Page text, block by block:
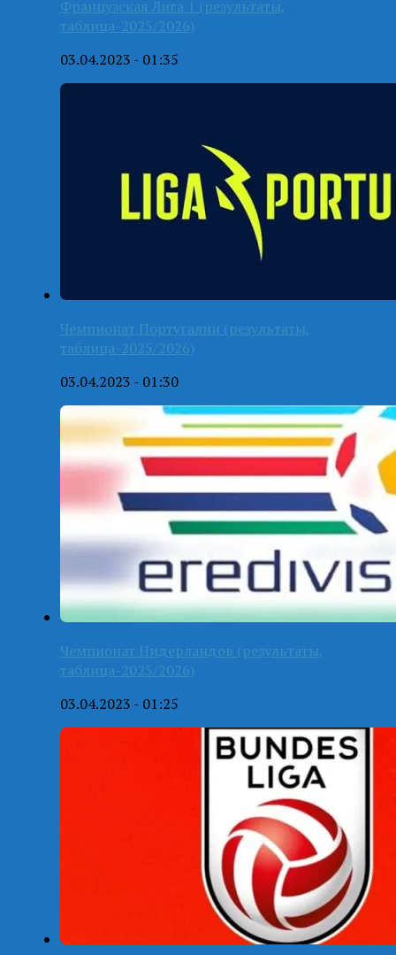
Французская Лига 1 (результаты,
таблица-2025/2026)
03.04.2023 - 01:35
Чемпионат Португалии (результаты,
таблица-2025/2026)
03.04.2023 - 01:30
Чемпионат Нидерландов (результаты,
таблица-2025/2026)
03.04.2023 - 01:25